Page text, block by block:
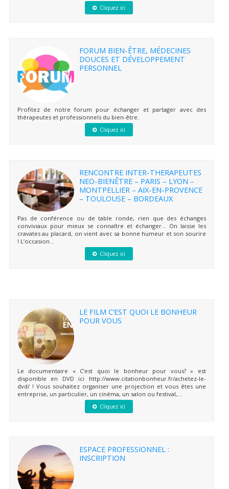
Cliquez ici
FORUM BIEN-ÊTRE, MÉDECINES
DOUCES ET DÉVELOPPEMENT
PERSONNEL
Profitez de notre forum pour échanger et partager avec des
thérapeutes et professionnels du bien-être.
Cliquez ici
RENCONTRE INTER-THERAPEUTES
NEO-BIENÊTRE – PARIS – LYON –
MONTPELLIER – AIX-EN-PROVENCE
– TOULOUSE – BORDEAUX
Pas de conférence ou de table ronde, rien que des échanges
conviviaux pour mieux se connaître et échanger… On laisse les
cravates au placard, on vient avec sa bonne humeur et son sourire
! L’occasion...
Cliquez ici
LE FILM C’EST QUOI LE BONHEUR
POUR VOUS
Le documentaire « C’est quoi le bonheur pour vous? » est
disponible en DVD ici http://www.citationbonheur.fr/achetez-le-
dvd/ ! Vous souhaitez organiser une projection et vous êtes une
entreprise, un particulier, un cinéma, un salon ou festival,...
Cliquez ici
ESPACE PROFESSIONNEL :
INSCRIPTION